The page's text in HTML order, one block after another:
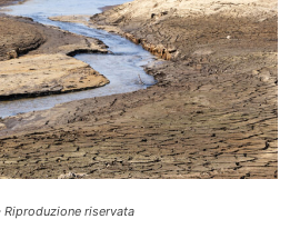
riservata